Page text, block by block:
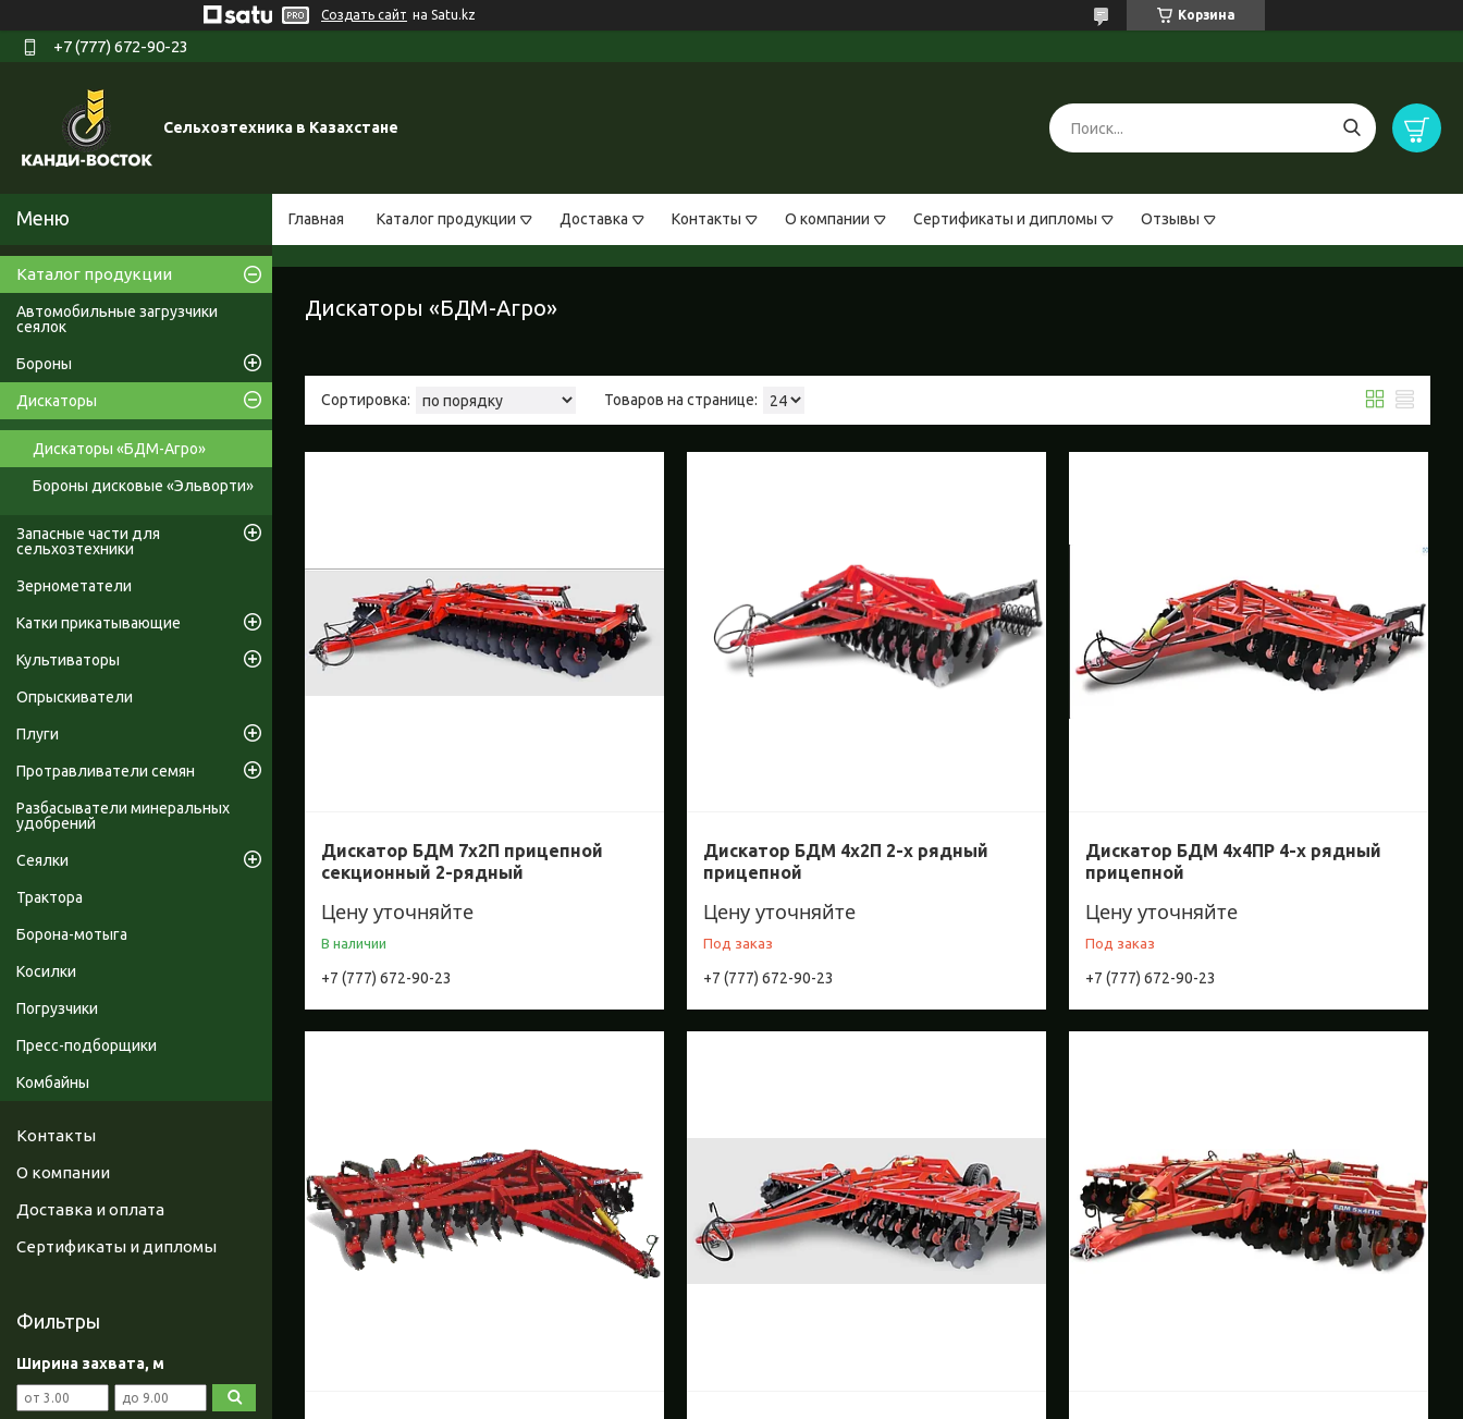
Создать сайт на Satu.kz Корзина
+7 (777) 672-90-23
Сельхозтехника в Казахстане
Главная Каталог продукции Доставка Контакты О компании Сертификаты и дипломы Отзывы
Дискаторы «БДМ-Агро»
Дискатор БДМ 7х2П прицепной
секционный 2-рядный
Цену уточняйте
В наличии
+7 (777) 672-90-23
Дискатор БДМ 4х2П 2-х рядный
прицепной
Цену уточняйте
Под заказ
+7 (777) 672-90-23
Дискатор БДМ 4х4ПР 4-х рядный
прицепной
Цену уточняйте
Под заказ
+7 (777) 672-90-23
Каталог продукции
Автомобильные загрузчики
сеялок
Бороны
Дискаторы
Дискаторы «БДМ-Агро»
Бороны дисковые «Эльворти»
Запасные части для
сельхозтехники
Зернометатели
Катки прикатывающие
Культиваторы
Опрыскиватели
Плуги
Протравливатели семян
Разбасыватели минеральных
удобрений
Сеялки
Трактора
Борона-мотыга
Косилки
Погрузчики
Пресс-подборщики
Комбайны
Контакты
О компании
Доставка и оплата
Сертификаты и дипломы
Фильтры
Ширина захвата, м